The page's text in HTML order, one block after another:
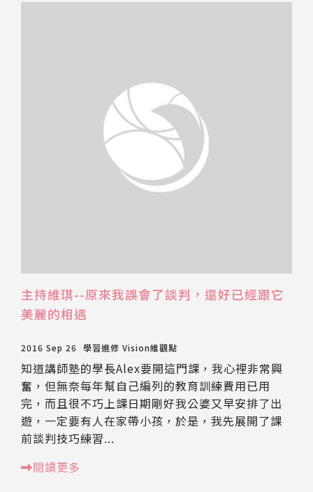
主持維琪--原來我誤會了談判，還好已經跟它
美麗的相遇
2016 Sep 26 學習進修 Vision維觀點
知道講師塾的學長Alex要開這門課，我心裡非常興
奮，但無奈每年幫自己編列的教育訓練費用已用
完，而且很不巧上課日期剛好我公婆又早安排了出
遊，一定要有人在家帶小孩，於是，我先展開了課
前談判技巧練習...
閱讀更多